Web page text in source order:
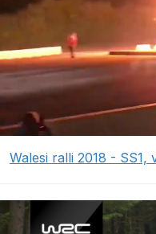
Walesi ralli 2018 - SS1,